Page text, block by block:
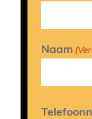
Naam